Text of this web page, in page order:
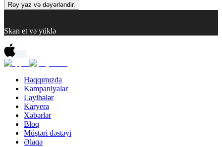
Rəy yaz və dəyərləndir.
Skan et və yüklə
Haqqımızda
Kampaniyalar
Layihələr
Karyera
Xəbərlər
Bloq
Müştəri dəstəyi
Əlaqə